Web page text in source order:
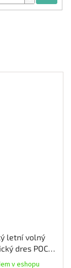
letní volný
dres POC
Jersey,
v eshopu